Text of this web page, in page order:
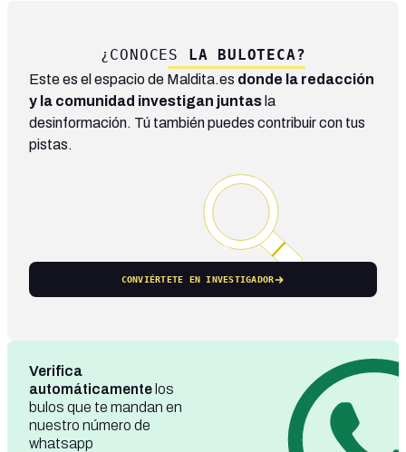
¿CONOCES LA BULOTECA?
Este es el espacio de Maldita.es donde la redacción
y la comunidad investigan juntas la
desinformación. Tú también puedes contribuir con tus
pistas.
CONVIÉRTETE EN INVESTIGADOR
Verifica
automáticamente los
bulos que te mandan en
nuestro número de
whatsapp